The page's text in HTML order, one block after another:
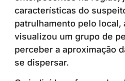
características do
patrulhamento pelo local,
visualizou um grupo de
perceber a aproximação
se dispersar.